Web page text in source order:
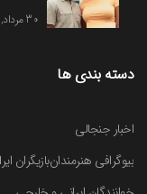
30 مرداد, 1401
دسته بندی ها
اخبار جنجالی
بیوگرافی هنرمندانبازیگران